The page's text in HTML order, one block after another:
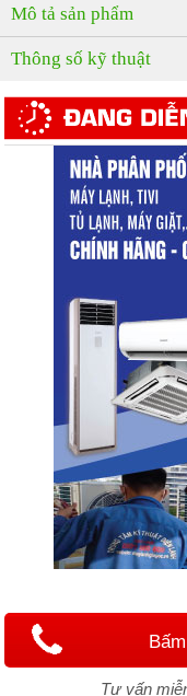
Mô tả sản phẩm
Thông số kỹ thuật
Tư vấn